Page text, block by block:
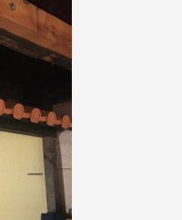
ニュース
採用情報